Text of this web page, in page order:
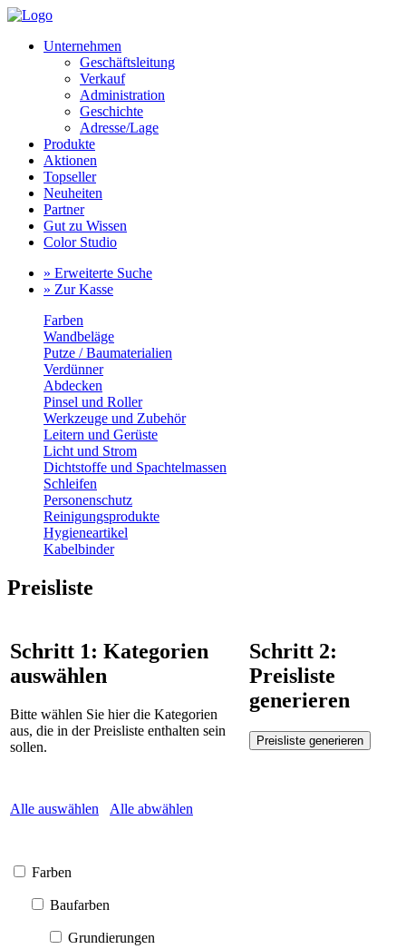
Unternehmen
Geschäftsleitung
Verkauf
Administration
Geschichte
Adresse/Lage
Produkte
Aktionen
Topseller
Neuheiten
Partner
Gut zu Wissen
Color Studio
» Erweiterte Suche
» Zur Kasse
Farben
Wandbeläge
Putze / Baumaterialien
Verdünner
Abdecken
Pinsel und Roller
Werkzeuge und Zubehör
Leitern und Gerüste
Licht und Strom
Dichtstoffe und Spachtelmassen
Schleifen
Personenschutz
Reinigungsprodukte
Hygieneartikel
Kabelbinder
Preisliste
Schritt 1: Kategorien
auswählen
Bitte wählen Sie hier die Kategorien
aus, die in der Preisliste enthalten sein
sollen.
Alle auswählen Alle abwählen
Farben
Baufarben
Grundierungen
Schritt 2:
Preisliste
generieren